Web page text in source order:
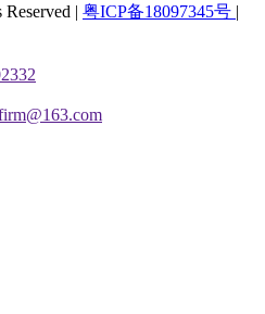
| 粤ICP备18097345号 |